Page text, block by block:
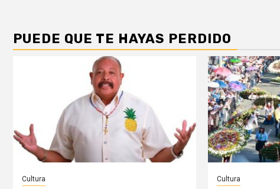
PUEDE QUE TE HAYAS PERDIDO
Cultura Cultura